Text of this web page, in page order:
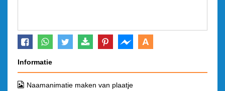
A
Informatie
Naamanimatie maken van plaatje